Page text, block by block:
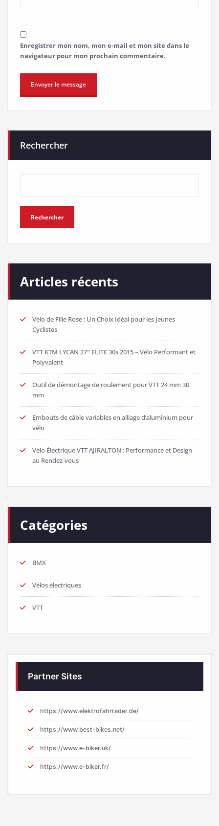
Enregistrer mon nom, mon e-mail et mon site dans le
navigateur pour mon prochain commentaire.
Rechercher
Rechercher
Articles récents
Vélo de Fille Rose : Un Choix Idéal pour les Jeunes
Cyclistes
VTT KTM LYCAN 27″ ELITE 30s 2015 – Vélo Performant et
Polyvalent
Outil de démontage de roulement pour VTT 24 mm 30
mm
Embouts de câble variables en alliage d’aluminium pour
vélo
Vélo Électrique VTT AJIRALTON : Performance et Design
au Rendez-vous
Catégories
BMX
Vélos électriques
VTT
Partner Sites
https://www.elektrofahrrader.de/
https://www.best-bikes.net/
https://www.e-biker.uk/
https://www.e-biker.fr/